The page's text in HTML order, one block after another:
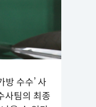
수수’ 사
사팀의 최종